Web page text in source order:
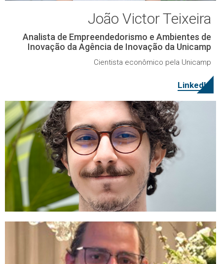
João Victor Teixeira
Analista de Empreendedorismo e Ambientes de
Inovação da Agência de Inovação da Unicamp
Cientista econômico pela Unicamp
LinkedIn